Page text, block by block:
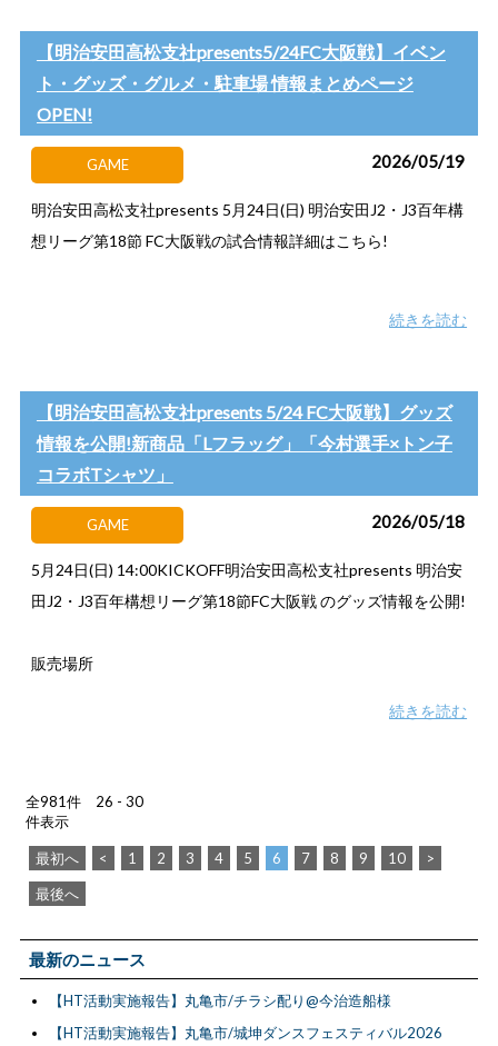
【明治安田高松支社presents5/24FC大阪戦】イベン
ト・グッズ・グルメ・駐車場 情報まとめページ
OPEN!
GAME 2026/05/19
明治安田高松支社presents 5月24日(日) 明治安田J2・J3百年構
想リーグ第18節 FC大阪戦の試合情報詳細はこちら!
続きを読む
【明治安田高松支社presents 5/24 FC大阪戦】グッズ
情報を公開!新商品「Lフラッグ」「今村選手×トン子
コラボTシャツ」
GAME 2026/05/18
5月24日(日) 14:00KICKOFF明治安田高松支社presents 明治安
田J2・J3百年構想リーグ第18節FC大阪戦 のグッズ情報を公開!
販売場所
続きを読む
全981件 26 - 30
件表示
最初へ < 1 2 3 4 5 6 7 8 9 10
>
最後へ
最新のニュース
【HT活動実施報告】丸亀市/チラシ配り@今治造船様
【HT活動実施報告】丸亀市/城坤ダンスフェスティバル2026